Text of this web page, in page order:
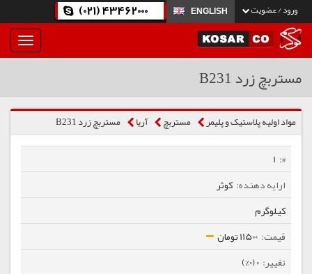
ورود / عضویت ENGLISH
(021) 43462000
بار
و
مستربچ زرد B231
مواد اولیه پلاستیک و پلیمر مستربچ آریا مستربچ زرد B231
1
کوثر
کیلوگرم
11500 تومان
0 (0%)